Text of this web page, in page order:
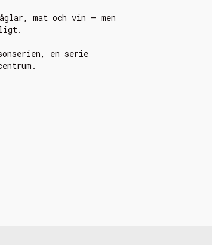
mat och vin – men
en serie